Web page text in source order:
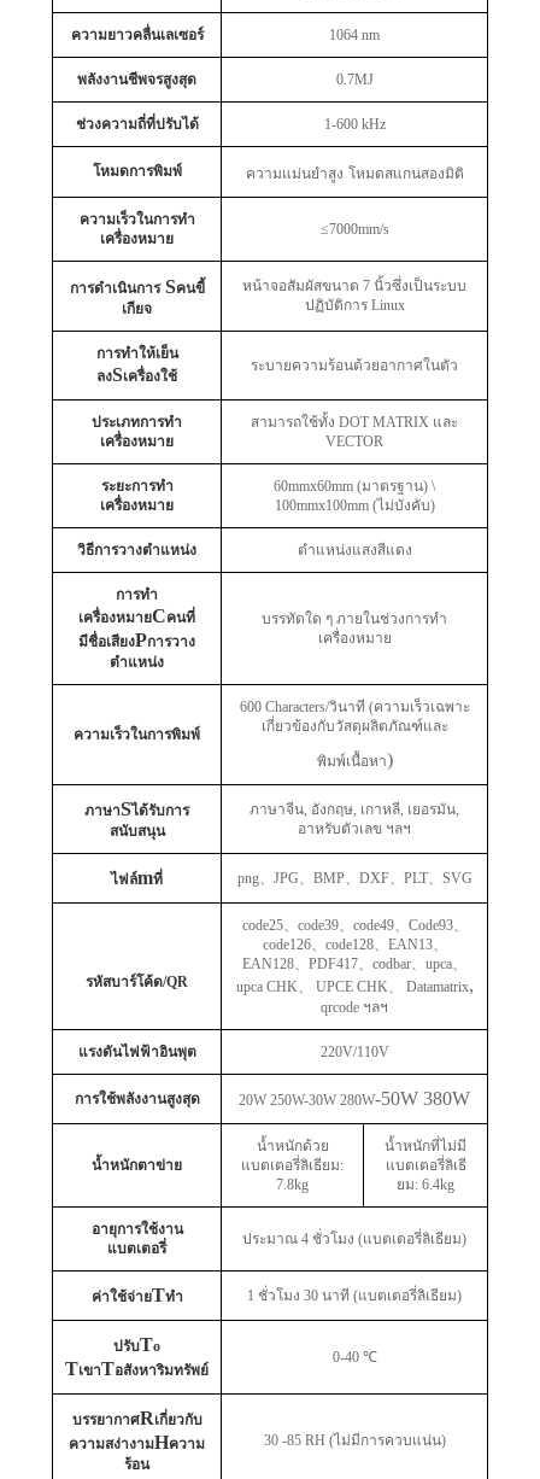
ความยาวคลื่นเลเซอร์ 1064 nm
พลังงานชีพจรสูงสุด 0.7MJ
ช่วงความถี่ที่ปรับได้ 1-600 kHz
โหมดการพิมพ์ ความแม่นยำสูง โหมดสแกนสองมิติ
ความเร็วในการทำ
เครื่องหมาย
≤7000mm/s
การดำเนินการ Sคนขี้
เกียจ
หน้าจอสัมผัสขนาด 7 นิ้วซึ่งเป็นระบบ
ปฏิบัติการ Linux
การทำให้เย็น
ลงSเครื่องใช้
ระบายความร้อนด้วยอากาศในตัว
ประเภทการทำ
เครื่องหมาย
สามารถใช้ทั้ง DOT MATRIX และ
VECTOR
ระยะการทำ
เครื่องหมาย
60mmx60mm (มาตรฐาน) \
100mmx100mm (ไม่บังคับ)
วิธีการวางตำแหน่ง ตำแหน่งแสงสีแดง
การทำ
เครื่องหมายCคนที่
มีชื่อเสียงPการวาง
ตำแหน่ง
บรรทัดใด ๆ ภายในช่วงการทำ
เครื่องหมาย
ความเร็วในการพิมพ์
600 Characters/วินาที (ความเร็วเฉพาะ
เกี่ยวข้องกับวัสดุผลิตภัณฑ์และ
พิมพ์เนื้อหา)
ภาษาSได้รับการ
สนับสนุน
ภาษาจีน, อังกฤษ, เกาหลี, เยอรมัน,
อาหรับตัวเลข ฯลฯ
ไฟล์mที่ png、 JPG、 BMP、 DXF、 PLT、 SVG
รหัสบาร์โค้ด/QR
code25、 code39、 code49、 Code93、
code126、 code128、 EAN13、
EAN128、 PDF417、 codbar、 upca、
upca CHK、 UPCE CHK、 Datamatrix,
qrcode ฯลฯ
แรงดันไฟฟ้าอินพุต 220V/110V
การใช้พลังงานสูงสุด 20W 250W-30W 280W-50W 380W
น้ำหนักตาข่าย
น้ำหนักด้วย
แบตเตอรี่ลิเธียม:
7.8kg
น้ำหนักที่ไม่มี
แบตเตอรี่ลิเธี
ยม: 6.4kg
อายุการใช้งาน
แบตเตอรี่
ประมาณ 4 ชั่วโมง (แบตเตอรี่ลิเธียม)
ค่าใช้จ่ายTทำ 1 ชั่วโมง 30 นาที (แบตเตอรี่ลิเธียม)
ปรับTo
TเขาTอสังหาริมทรัพย์
0-40 ℃
บรรยากาศRเกี่ยวกับ
ความสง่างามHความ
ร้อน
30 -85 RH (ไม่มีการควบแน่น)